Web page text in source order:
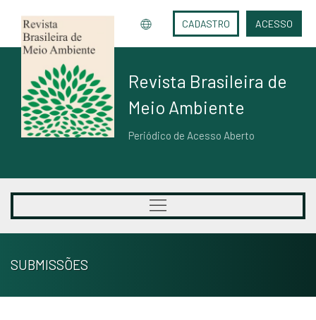
CADASTRO ACESSO
Revista Brasileira de
Meio Ambiente
Periódico de Acesso Aberto
SUBMISSÕES